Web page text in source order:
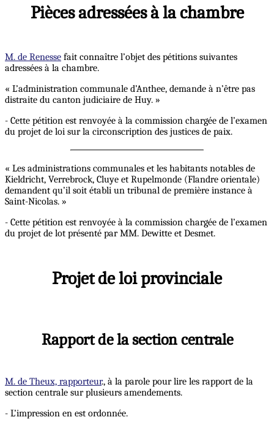
Pièces adressées à la chambre
M. de Renesse fait connaître l’objet des pétitions suivantes
adressées à la chambre.
« L’administration communale d’Anthee, demande à n’être pas
distraite du canton judiciaire de Huy. »
- Cette pétition est renvoyée à la commission chargée de l’examen
du projet de loi sur la circonscription des justices de paix.
« Les administrations communales et les habitants notables de
Kieldricht, Verrebrock, Cluye et Rupelmonde (Flandre orientale)
demandent qu’il soit établi un tribunal de première instance à
Saint-Nicolas. »
- Cette pétition est renvoyée à la commission chargée de l’examen
du projet de lot présenté par MM. Dewitte et Desmet.
Projet de loi provinciale
Rapport de la section centrale
M. de Theux, rapporteur., à la parole pour lire les rapport de la
section centrale sur plusieurs amendements.
- L’impression en est ordonnée.